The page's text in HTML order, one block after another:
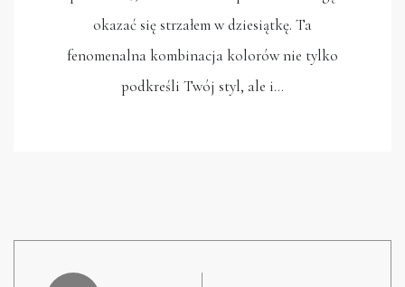
okazać się strzałem w dziesiątkę. Ta
fenomenalna kombinacja kolorów nie tylko
podkreśli Twój styl, ale i…